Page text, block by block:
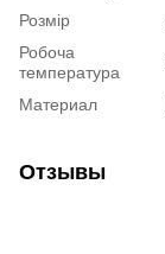
Розмір
Робоча
температура
Материал
Отзывы